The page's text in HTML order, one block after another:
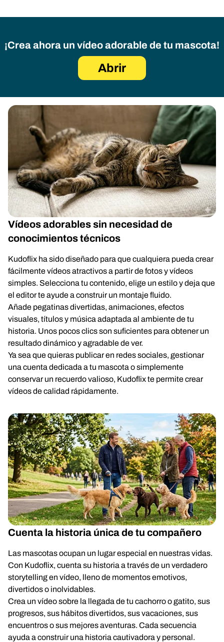
¡Crea ahora un vídeo adorable de tu mascota!
Abrir
Vídeos adorables sin necesidad de
conocimientos técnicos
Kudoflix ha sido diseñado para que cualquiera pueda crear
fácilmente vídeos atractivos a partir de fotos y vídeos
simples. Selecciona tu contenido, elige un estilo y deja que
el editor te ayude a construir un montaje fluido.
Añade pegatinas divertidas, animaciones, efectos
visuales, títulos y música adaptada al ambiente de tu
historia. Unos pocos clics son suficientes para obtener un
resultado dinámico y agradable de ver.
Ya sea que quieras publicar en redes sociales, gestionar
una cuenta dedicada a tu mascota o simplemente
conservar un recuerdo valioso, Kudoflix te permite crear
vídeos de calidad rápidamente.
Cuenta la historia única de tu compañero
Las mascotas ocupan un lugar especial en nuestras vidas.
Con Kudoflix, cuenta su historia a través de un verdadero
storytelling en vídeo, lleno de momentos emotivos,
divertidos o inolvidables.
Crea un vídeo sobre la llegada de tu cachorro o gatito, sus
progresos, sus hábitos divertidos, sus vacaciones, sus
encuentros o sus mejores aventuras. Cada secuencia
ayuda a construir una historia cautivadora y personal.